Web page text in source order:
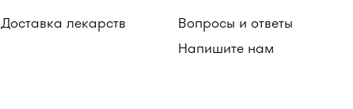
Доставка лекарств
Вопросы и ответы
Напишите нам